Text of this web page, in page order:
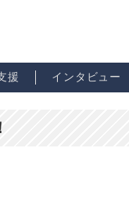
援 インタビュー